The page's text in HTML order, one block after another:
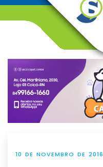
10 DE NOVEMBRO DE 2016